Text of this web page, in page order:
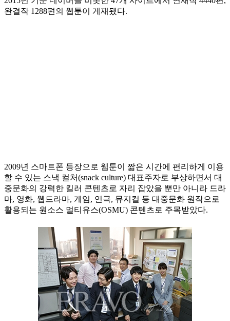
완결작 1288편의 웹툰이 게재됐다.
2009년 스마트폰 등장으로 웹툰이 짧은 시간에 편리하게 이용
할 수 있는 스낵 컬처(snack culture) 대표주자로 부상하면서 대
중문화의 강력한 킬러 콘텐츠로 자리 잡았을 뿐만 아니라 드라
마, 영화, 웹드라마, 게임, 연극, 뮤지컬 등 대중문화 원작으로
활용되는 원소스 멀티유스(OSMU) 콘텐츠로 주목받았다.